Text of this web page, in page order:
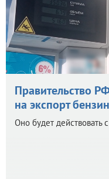
Правительство
на экспорт
Оно будет действовать